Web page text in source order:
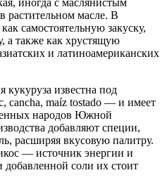
растительном масле. В
самостоятельную закуску,
а также как хрустящую
и латиноамериканских
известна под
cancha, maíz tostado — и имеет
народов Южной
добавляют специи,
расширяя вкусовую палитру.
— источник энергии и
добавленной соли их стоит